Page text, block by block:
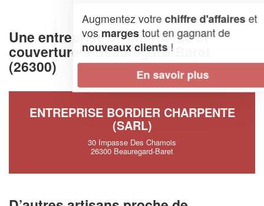
Une entreprise de charpente et
couverture à Beauregard-Baret
(26300)
ENTREPRISE BORDIER CHARPENTE
(SARL)
30 Impasse Des Chamois
26300 Beauregard-Baret
Augmentez votrechiffre d'affaireset
vosmargestout en gagnant de
nouveaux clients!
En savoir plus